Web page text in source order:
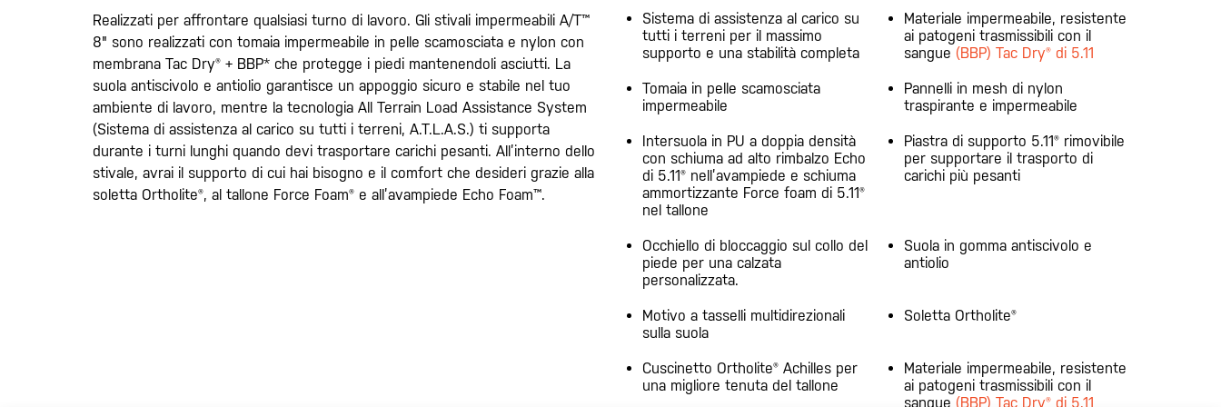
Realizzati per affrontare qualsiasi turno di lavoro. Gli stivali impermeabili A/T™
8" sono realizzati con tomaia impermeabile in pelle scamosciata e nylon con
membrana Tac Dry® + BBP* che protegge i piedi mantenendoli asciutti. La
suola antiscivolo e antiolio garantisce un appoggio sicuro e stabile nel tuo
ambiente di lavoro, mentre la tecnologia All Terrain Load Assistance System
(Sistema di assistenza al carico su tutti i terreni, A.T.L.A.S.) ti supporta
durante i turni lunghi quando devi trasportare carichi pesanti. All’interno dello
stivale, avrai il supporto di cui hai bisogno e il comfort che desideri grazie alla
soletta Ortholite®, al tallone Force Foam® e all’avampiede Echo Foam™.
Sistema di assistenza al carico su
tutti i terreni per il massimo
supporto e una stabilità completa
Materiale impermeabile, resistente
ai patogeni trasmissibili con il
sangue (BBP) Tac Dry® di 5.11
Tomaia in pelle scamosciata
impermeabile
Pannelli in mesh di nylon
traspirante e impermeabile
Intersuola in PU a doppia densità
con schiuma ad alto rimbalzo Echo
di 5.11® nell’avampiede e schiuma
ammortizzante Force foam di 5.11®
nel tallone
Piastra di supporto 5.11® rimovibile
per supportare il trasporto di
carichi più pesanti
Occhiello di bloccaggio sul collo del
piede per una calzata
personalizzata.
Suola in gomma antiscivolo e
antiolio
Motivo a tasselli multidirezionali
sulla suola
Soletta Ortholite®
Cuscinetto Ortholite® Achilles per
una migliore tenuta del tallone
Materiale impermeabile, resistente
ai patogeni trasmissibili con il
sangue (BBP) Tac Dry® di 5.11